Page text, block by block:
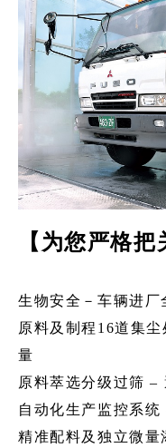
【为您严格把
生物安全－ 车辆进厂
原料及制程 16道集尘
量
原料萃选分级过筛–
自动化生产监控系统
精准配料及独立微